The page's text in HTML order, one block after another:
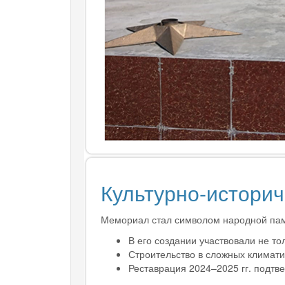
Культурно-
Мемориал стал символом народной
В его создании участвовали не
Строительство в сложных
Реставрация 2024–2025 гг.